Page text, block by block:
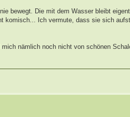
bewegt. Die mit dem Wasser bleibt
Ich vermute, dass sie sich
nämlich noch nicht von schönen